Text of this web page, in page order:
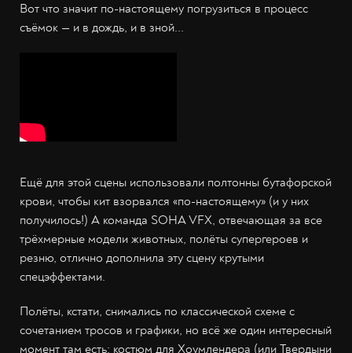
Вот что значит по-настоящему погрузиться в процесс
съёмок — и в дождь, и в зной...
Ещё для этой сцены использовали полтонны бутафорской
крови, чтобы кит взорвался «по-настоящему» (и у них
получилось!) А команда SOHA VFX, отвечающая за все
трёхмерные модели животных, полёты супергероев и
резню, отлично дополнила эту сцену крутыми
спецэффектами.
Полёты, кстати, снимались по классической схеме с
сочетанием тросов и графики, но всё же один интересный
момент там есть: костюм для Хоумлендера (или Твердыни